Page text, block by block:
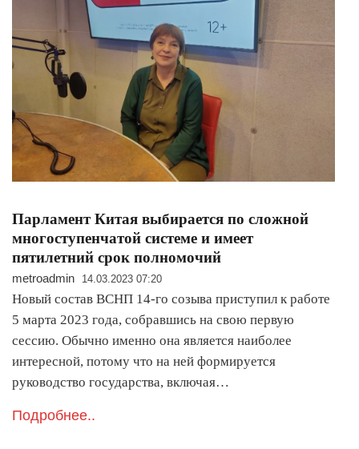
Парламент Китая выбирается по сложной
многоступенчатой системе и имеет
пятилетний срок полномочий
metroadmin 14.03.2023 07:20
Новый состав ВСНП 14-го созыва приступил к работе
5 марта 2023 года, собравшись на свою первую
сессию. Обычно именно она является наиболее
интересной, потому что на ней формируется
руководство государства, включая…
Подробнее..